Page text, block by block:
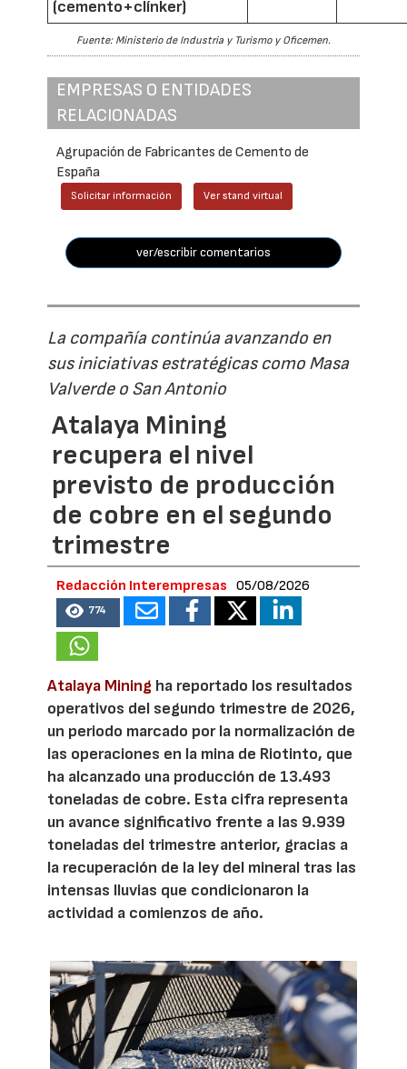
(cemento+clínker)
Fuente: Ministerio de Industria y Turismo y Oficemen.
EMPRESAS O ENTIDADES
RELACIONADAS
Agrupación de Fabricantes de Cemento de
España
Solicitar información Ver stand virtual
ver/escribir comentarios
La compañía continúa avanzando en
sus iniciativas estratégicas como Masa
Valverde o San Antonio
Atalaya Mining
recupera el nivel
previsto de producción
de cobre en el segundo
trimestre
Redacción Interempresas 05/08/2026
774
Atalaya Mining ha reportado los resultados
operativos del segundo trimestre de 2026,
un periodo marcado por la normalización de
las operaciones en la mina de Riotinto, que
ha alcanzado una producción de 13.493
toneladas de cobre. Esta cifra representa
un avance significativo frente a las 9.939
toneladas del trimestre anterior, gracias a
la recuperación de la ley del mineral tras las
intensas lluvias que condicionaron la
actividad a comienzos de año.